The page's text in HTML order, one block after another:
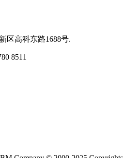
区高科东路1688号.
8511